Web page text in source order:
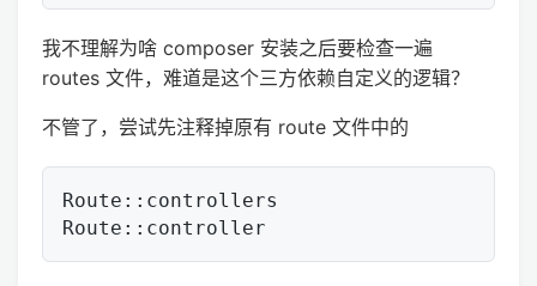
我不理解为啥 composer 安装之后要检查一遍
routes 文件，难道是这个三方依赖自定义的逻辑？
不管了，尝试先注释掉原有 route 文件中的
Route::controllers